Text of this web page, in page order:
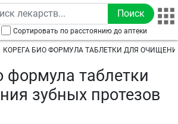
содержанию
Сортировать по расстоянию до аптеки
КОРЕГА БИО ФОРМУЛА ТАБЛЕТКИ ДЛЯ
формула таблетки
зубных протезов